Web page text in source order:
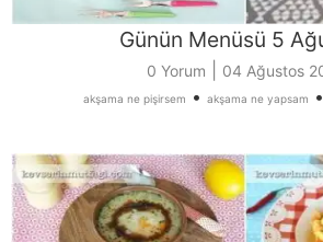
Günün Menüsü 5
0 Yorum 04 Ağustos
akşama ne pişirsem • akşama ne yapsam •